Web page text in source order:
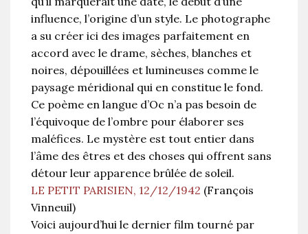
influence, l’origine d’un style. Le photographe
a su créer ici des images parfaitement en
accord avec le drame, sèches, blanches et
noires, dépouillées et lumineuses comme le
paysage méridional qui en constitue le fond.
Ce poème en langue d’Oc n’a pas besoin de
l’équivoque de l’ombre pour élaborer ses
maléfices. Le mystère est tout entier dans
l’âme des êtres et des choses qui offrent sans
détour leur apparence brûlée de soleil.
LE PETIT PARISIEN, 12/12/1942 (François
Vinneuil)
Voici aujourd’hui le dernier film tourné par